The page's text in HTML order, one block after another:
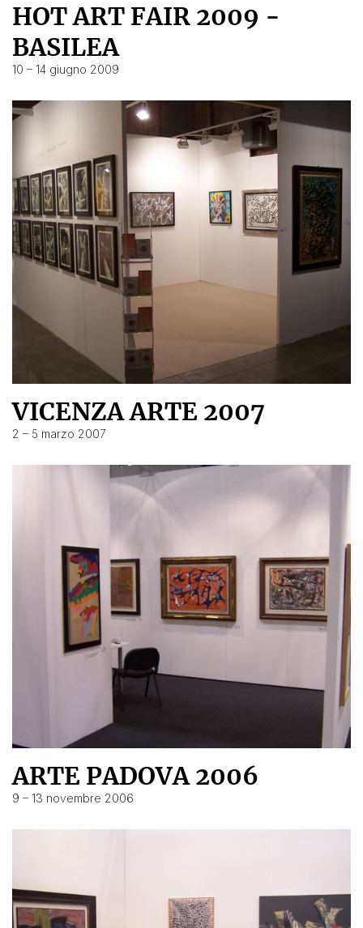
HOT ART FAIR 2009 -
BASILEA
10 – 14 giugno 2009
VICENZA ARTE 2007
2 – 5 marzo 2007
ARTE PADOVA 2006
9 – 13 novembre 2006